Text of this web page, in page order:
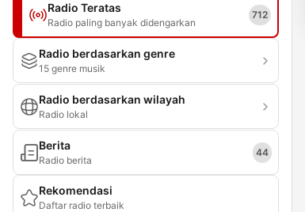
Radio Teratas
Radio paling banyak didengarkan
712
Radio berdasarkan genre
15 genre musik
Radio berdasarkan wilayah
Radio lokal
Berita
Radio berita
44
Rekomendasi
Daftar radio terbaik